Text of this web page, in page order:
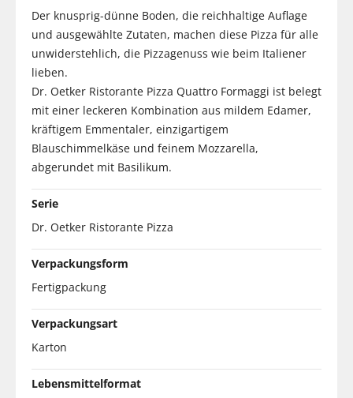
Der knusprig-dünne Boden, die reichhaltige Auflage
und ausgewählte Zutaten, machen diese Pizza für alle
unwiderstehlich, die Pizzagenuss wie beim Italiener
lieben.
Dr. Oetker Ristorante Pizza Quattro Formaggi ist belegt
mit einer leckeren Kombination aus mildem Edamer,
kräftigem Emmentaler, einzigartigem
Blauschimmelkäse und feinem Mozzarella,
abgerundet mit Basilikum.
Serie
Dr. Oetker Ristorante Pizza
Verpackungsform
Fertigpackung
Verpackungsart
Karton
Lebensmittelformat